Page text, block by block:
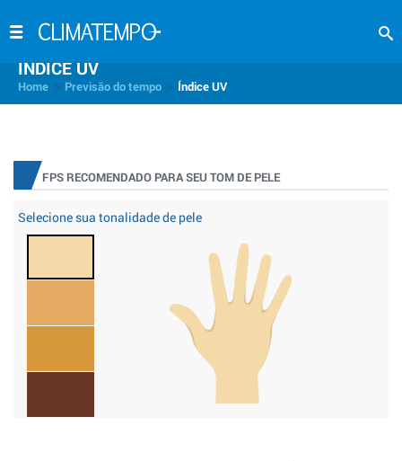
INDICE UV
Home Previsão do tempo Índice UV
FPS RECOMENDADO PARA SEU TOM DE PELE
Selecione sua tonalidade de pele